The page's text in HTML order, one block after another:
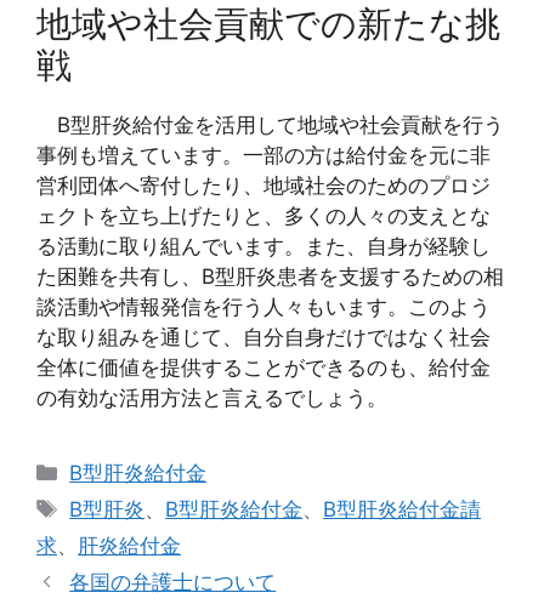
地域や社会貢献での新たな挑
戦
B型肝炎給付金を活用して地域や社会貢献を行う
事例も増えています。一部の方は給付金を元に非
営利団体へ寄付したり、地域社会のためのプロジ
ェクトを立ち上げたりと、多くの人々の支えとな
る活動に取り組んでいます。また、自身が経験し
た困難を共有し、B型肝炎患者を支援するための相
談活動や情報発信を行う人々もいます。このよう
な取り組みを通じて、自分自身だけではなく社会
全体に価値を提供することができるのも、給付金
の有効な活用方法と言えるでしょう。
カ
テ
リ
ー
B型肝炎給付金
タ
グ
B型肝炎、 B型肝炎給付金、 B型肝炎給付金請
求、 肝炎給付金
各国の弁護士について